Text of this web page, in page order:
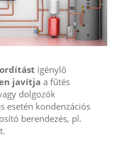
igénylő
javítja a fűtés
dolgozók
esetén kondenzációs
berendezés, pl.